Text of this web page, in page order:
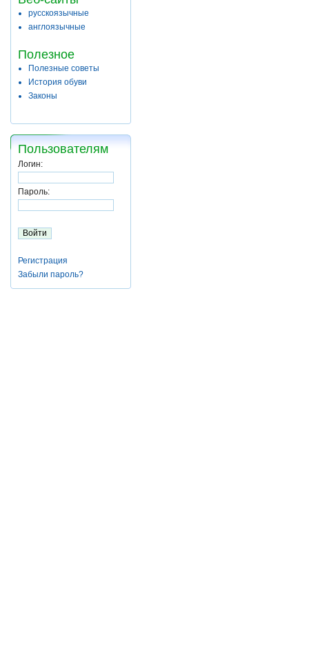
русскоязычные
англоязычные
Полезное
Полезные советы
История обуви
Законы
Пользователям
Логин:
Пароль:
Регистрация
Забыли пароль?